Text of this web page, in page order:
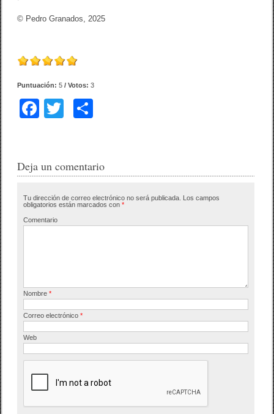
© Pedro Granados, 2025
Puntuación:5 / Votos:3
F
e
o
o
T
er p
tir
Deja un comentario
Tu dirección de correo electrónico no será publicada. Los campos
obligatorios están marcados con*
Comentario
Nombre*
Correo electrónico*
Web